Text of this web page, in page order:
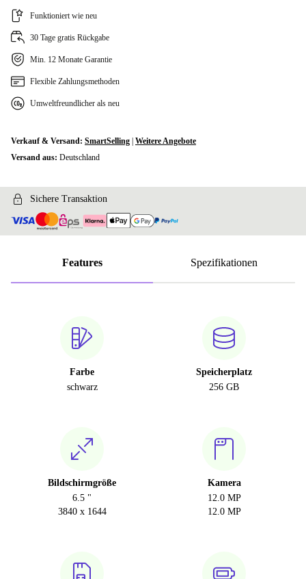
Funktioniert wie neu
30 Tage gratis Rückgabe
Min. 12 Monate Garantie
Flexible Zahlungsmethoden
Umweltfreundlicher als neu
Verkauf & Versand: SmartSelling Weitere Angebote
Versand aus: Deutschland
Sichere Transaktion
Features Spezifikationen
Farbe
schwarz
Speicherplatz
256 GB
Bildschirmgröße
6.5 "
3840 x 1644
Kamera
12.0 MP
12.0 MP